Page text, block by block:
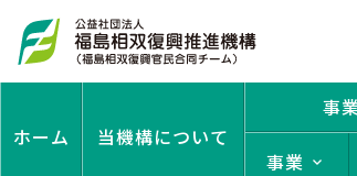
ホーム 当機構について
事
事業